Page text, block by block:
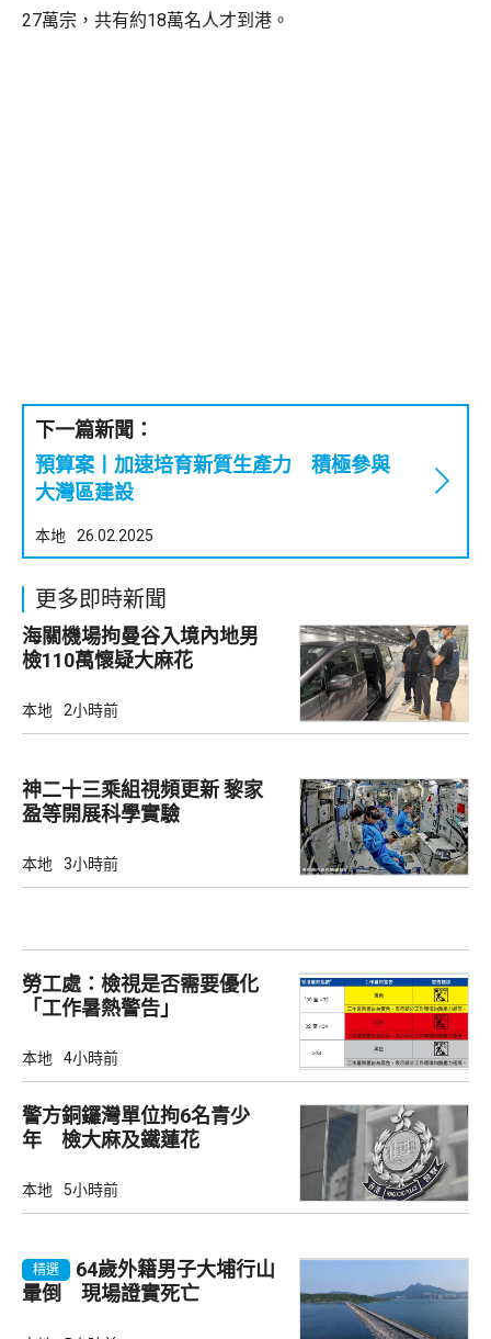
27萬宗，共有約18萬名人才到港。
下一篇新聞：
預算案丨加速培育新質生產力 積極參與
大灣區建設
本地 26.02.2025
更多即時新聞
海關機場拘曼谷入境內地男
檢110萬懷疑大麻花
本地 2小時前
神二十三乘組視頻更新 黎家
盈等開展科學實驗
本地 3小時前
勞工處：檢視是否需要優化
「工作暑熱警告」
本地 4小時前
警方銅鑼灣單位拘6名青少
年 檢大麻及鐵蓮花
本地 5小時前
精選
64歲外籍男子大埔行山
暈倒 現場證實死亡